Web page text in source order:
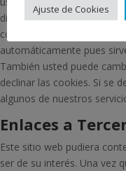
directamente noticias.
cookies, sin embargo la
automáticamente pues
También usted puede
declinar las cookies. Si se
algunos de nuestros
Enlaces a
Este sitio web pudiera
ser de su interés. Una vez
Ajuste de Cookies